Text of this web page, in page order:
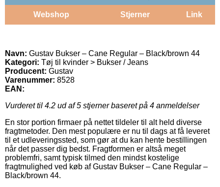
Webshop Stjerner Link
Navn: Gustav Bukser – Cane Regular – Black/brown 44
Kategori: Tøj til kvinder > Bukser / Jeans
Producent: Gustav
Varenummer: 8528
EAN:
Vurderet til 4.2 ud af 5 stjerner baseret på 4 anmeldelser
En stor portion firmaer på nettet tildeler til alt held diverse
fragtmetoder. Den mest populære er nu til dags at få leveret
til et udleveringssted, som gør at du kan hente bestillingen
når det passer dig bedst. Fragtformen er altså meget
problemfri, samt typisk tilmed den mindst kostelige
fragtmulighed ved køb af Gustav Bukser – Cane Regular –
Black/brown 44.